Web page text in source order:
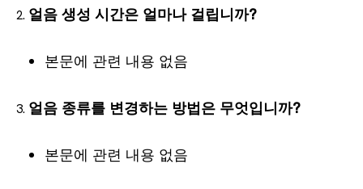
얼음 생성 시간은 얼마나 걸립니까?
본문에 관련 내용 없음
얼음 종류를 변경하는 방법은 무엇입니까?
본문에 관련 내용 없음